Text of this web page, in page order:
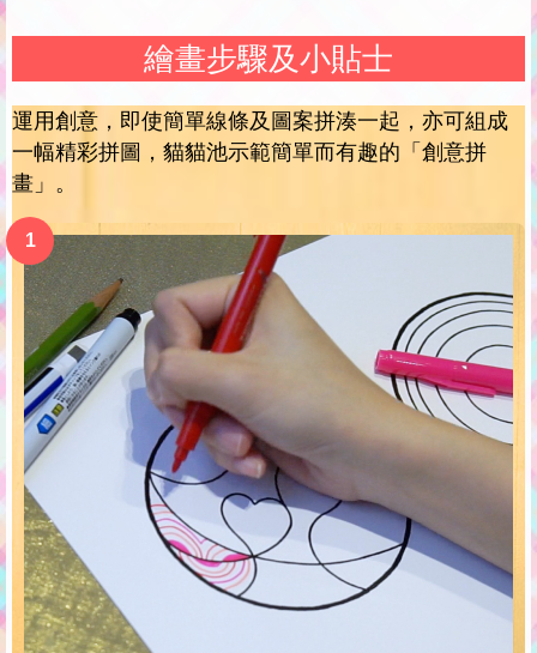
繪畫步驟及小貼士
運用創意，即使簡單線條及圖案拼湊一起，亦可組成
一幅精彩拼圖，貓貓池示範簡單而有趣的「創意拼
畫」。
1